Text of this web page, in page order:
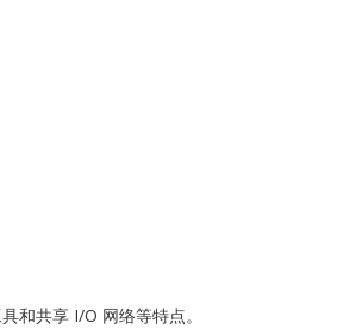
和共享 I/O 网络等特点。